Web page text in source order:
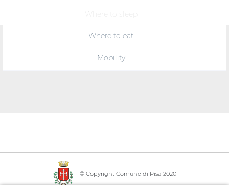
Where to eat
Mobility
© Copyright Comune di Pisa 2020